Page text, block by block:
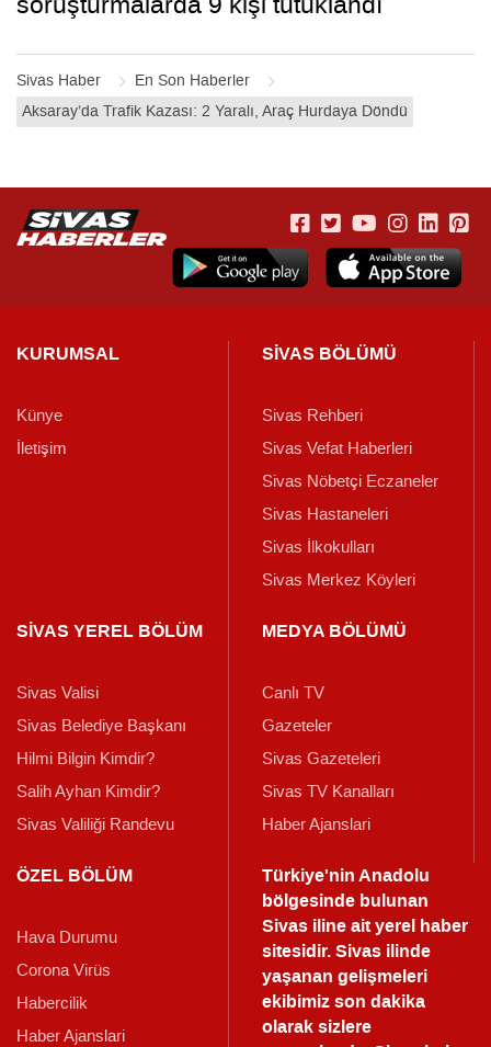
Sivas Haber
En Son Haberler
Aksaray’da Trafik Kazası: 2 Yaralı, Araç Hurdaya Döndü
KURUMSAL
Künye
İletişim
SİVAS BÖLÜMÜ
Sivas Rehberi
Sivas Vefat Haberleri
Sivas Nöbetçi Eczaneler
Sivas Hastaneleri
Sivas İlkokulları
Sivas Merkez Köyleri
SİVAS YEREL BÖLÜM
Sivas Valisi
Sivas Belediye Başkanı
Hilmi Bilgin Kimdir?
Salih Ayhan Kimdir?
Sivas Valiliği Randevu
MEDYA BÖLÜMÜ
Canlı TV
Gazeteler
Sivas Gazeteleri
Sivas TV Kanalları
Haber Ajanslari
ÖZEL BÖLÜM
Hava Durumu
Corona Virüs
Habercilik
Haber Ajanslari
Türkiye'nin Anadolu
bölgesinde bulunan
Sivas iline ait yerel haber
sitesidir. Sivas ilinde
yaşanan gelişmeleri
ekibimiz son dakika
olarak sizlere